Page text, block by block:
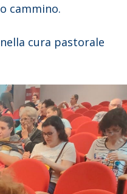
cammino.
cura pastorale